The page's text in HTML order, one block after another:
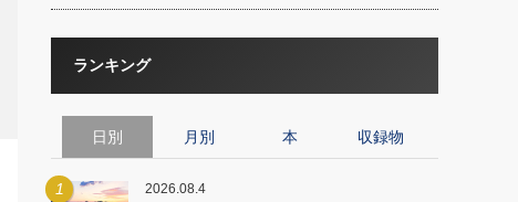
ランキング
日別 月別 本 収録物
1 2026.08.4